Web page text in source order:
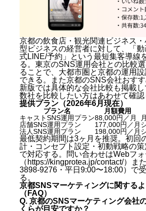
京都の飲食店・観光関連ビジネス
型ビジネスの経営者に対して、「
式LINE/予約」という最短集客導線
る。 東京のSNS運用会社との比較
ることで、大都市圏と京都の運用
できる。また京都のSNS会社おす
新版では具体的な会社比較も掲載
数社を比較したい方はあわせて確認
提供プラン（2026年6月現在）
プラン名
月額費用
キャストSNS運用プラン88,000円／月
店舗SNS運用プラン
177,000円／月
法人SNS運用プラン
198,000円／月
最低契約期間は3ヶ月を推奨。初回
計・コンセプト設定・初動戦略の
で対応する。問い合わせはWebフォ
（https://kingprotea.jp/contact/）ま
3898-9276・平日9:00〜18:00）で
る。
京都SNSマーケティングに関する
（FAQ）
Q. 京都のSNSマーケティング会社
くらが目安ですか？